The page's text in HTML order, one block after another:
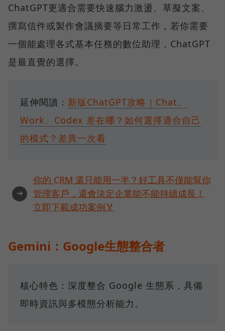
ChatGPT更適合需要快速腦力激盪、草擬文案、
撰寫信件或製作會議摘要等日常工作，若你需要
一個能處理各式基本任務的數位助理，ChatGPT
是最直覺的選擇。
延伸閱讀： 新版ChatGPT攻略｜Chat、
Work、Codex 差在哪？如何選擇適合自己
的模式？差異一次看
➜
你的 CRM 還只能用一半？好工具不僅能幫你
管理客戶，還會決定企業能不能持續成長！
立即下載成功案例🏅
Gemini：Google生態整合者
核心特色：深度整合 Google 生態系，具備
即時資訊與多模態分析能力。